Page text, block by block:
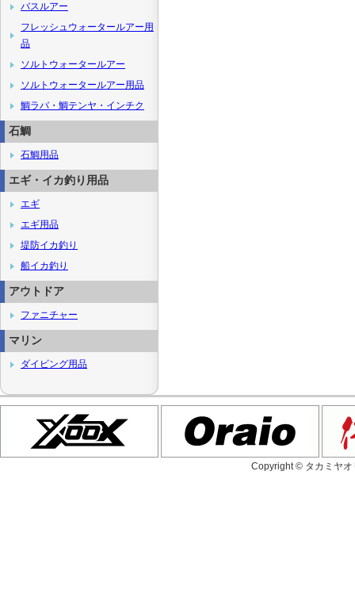
バスルアー
フレッシュウォータールアー用
品
ソルトウォータールアー
ソルトウォータールアー用品
鯛ラバ・鯛テンヤ・インチク
石鯛
石鯛用品
エギ・イカ釣り用品
エギ
エギ用品
堤防イカ釣り
船イカ釣り
アウトドア
ファニチャー
マリン
ダイビング用品
Copyright © タカミヤ